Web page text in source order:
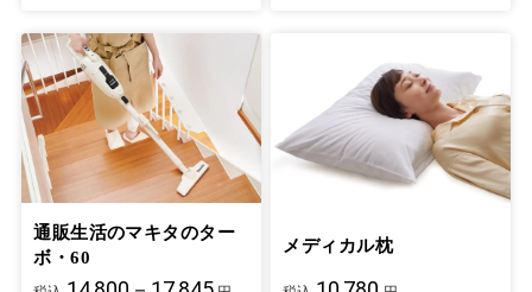
通販生活のマキタのター
ボ・60
メディカル枕